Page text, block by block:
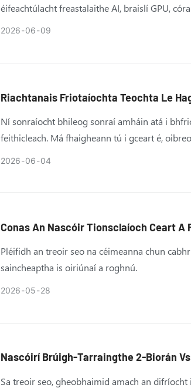
éifeachtúlacht freastalaithe AI, braislí GPU,
aimseartha. Foghlaim faoi chúplálacha
2026 06 09
Riachtanais Friotaíochta Teochta Le
Ní sonraíocht bhileog sonraí amháin atá i
feithicleach. Má fhaigheann tú i gceart é,
2026 06 04
Conas An Nascóir Tionsclaíoch Ceart A
Pléifidh an treoir seo na céimeanna chun
saincheaptha is oiriúnaí a roghnú.
2026 05 28
Nascóirí Brúigh-Tarraingthe 2-Biorán
Sa treoir seo, gheobhaimid amach an